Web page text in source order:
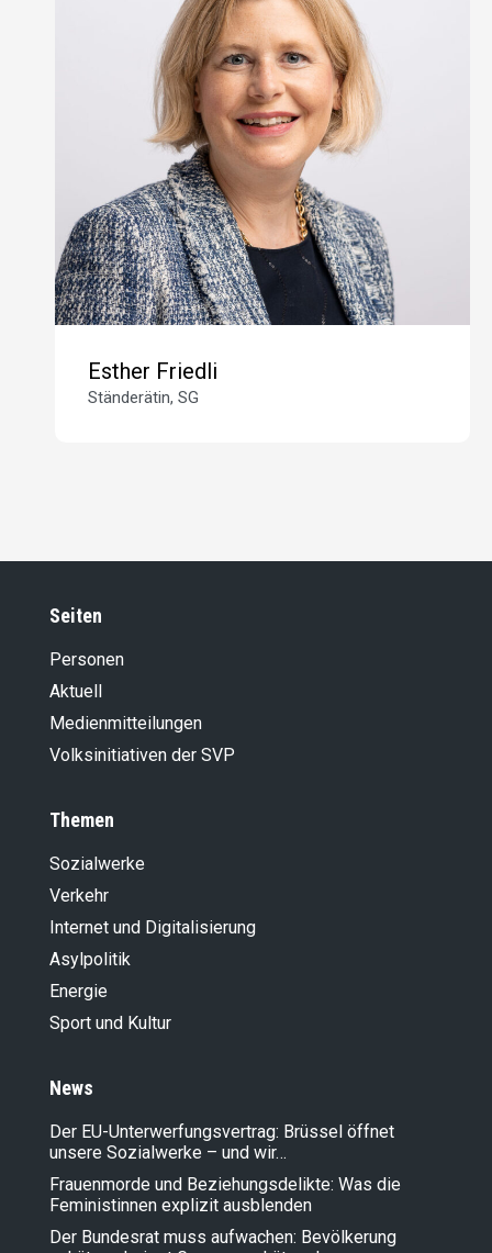
Esther Friedli
Ständerätin, SG
Seiten
Personen
Aktuell
Medienmitteilungen
Volksinitiativen der SVP
Themen
Sozialwerke
Verkehr
Internet und Digitalisierung
Asylpolitik
Energie
Sport und Kultur
News
Der EU-Unterwerfungsvertrag: Brüssel öffnet
unsere Sozialwerke – und wir…
Frauenmorde und Beziehungsdelikte: Was die
Feministinnen explizit ausblenden
Der Bundesrat muss aufwachen: Bevölkerung